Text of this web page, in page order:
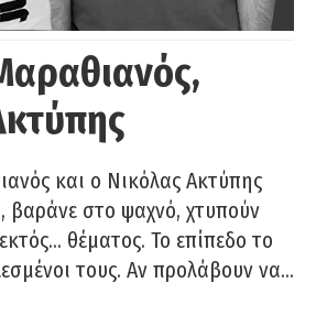
και ο Νικόλας Ακτύπης
βαράνε στο ψαχνό, χτυπούν
θέματος. Το επίπεδο το
τους. Αν προλάβουν να…